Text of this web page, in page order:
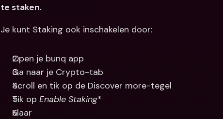
te staken.
Je kunt Staking ook inschakelen door:
Open je bunq app
Ga naar je Crypto-tab
Scroll en tik op de Discover more-tegel
Tik op Enable Staking*
Klaar